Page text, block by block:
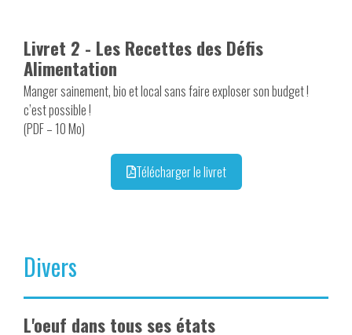
Livret 2 - Les Recettes des Défis
Alimentation
Manger sainement, bio et local sans faire exploser son budget !
c’est possible !
(PDF – 10 Mo)
Télécharger le livret
Divers
L'oeuf dans tous ses états